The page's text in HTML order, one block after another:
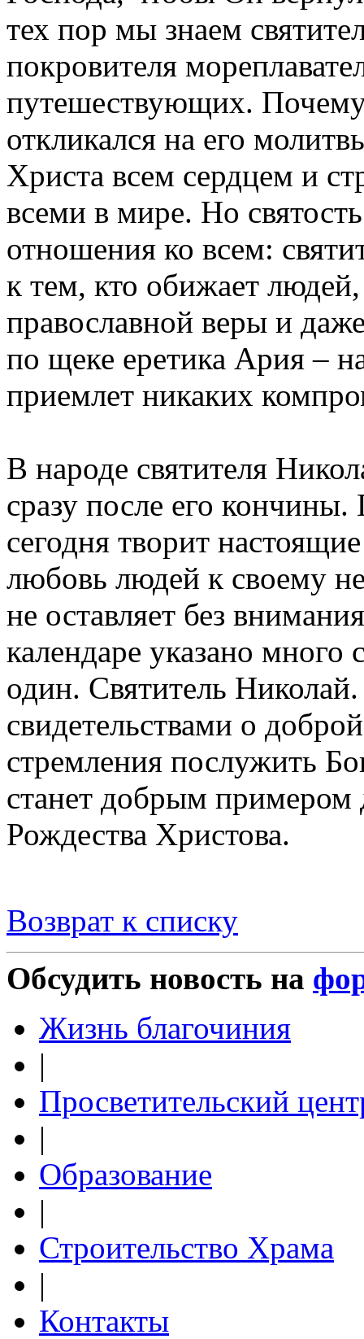
тех пор мы знаем
покровителя
путешествующих.
откликался на его
Христа всем сердцем и
всеми в мире. Но
отношения ко всем:
к тем, кто обижает
православной веры и
по щеке еретика Ария –
приемлет никаких
В народе святителя
сразу после его
сегодня творит
любовь людей к своему
не оставляет без
календаре указано много
один. Святитель
свидетельствами о
стремления послужить
станет добрым примером
Рождества Христова.
Возврат к списку
Обсудить новость на
Жизнь благочиния
|
Просветительский
|
Образование
|
Строительство Храма
|
Контакты